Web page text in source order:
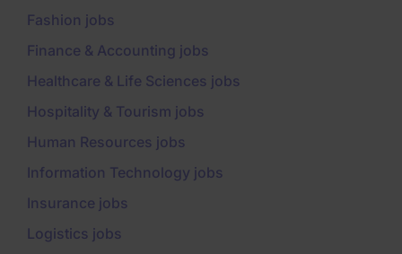
Fashion jobs
Finance & Accounting jobs
Healthcare & Life Sciences jobs
Hospitality & Tourism jobs
Human Resources jobs
Information Technology jobs
Insurance jobs
Logistics jobs